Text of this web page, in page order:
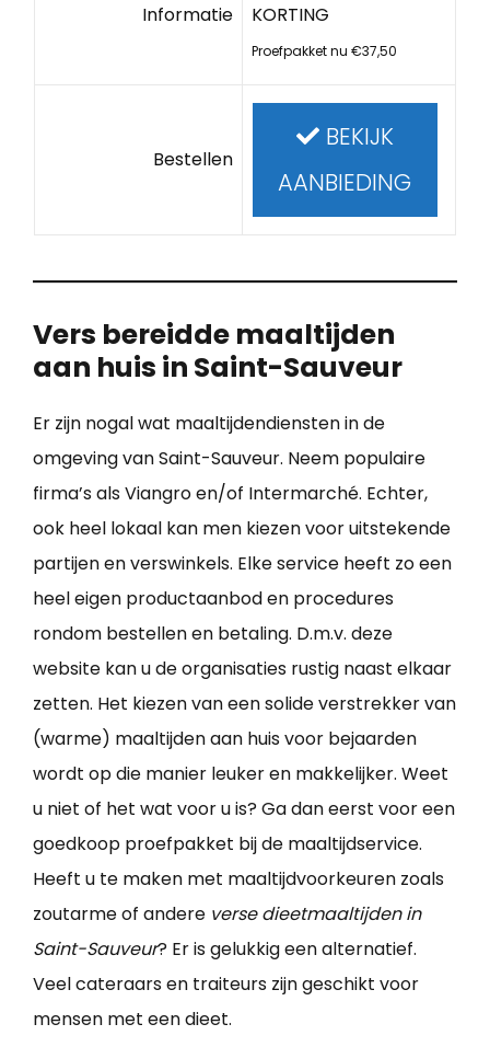
Informatie
KORTING
Proefpakket nu €37,50
Bestellen
BEKIJK
AANBIEDING
Vers bereidde maaltijden
aan huis in Saint-Sauveur
Er zijn nogal wat maaltijdendiensten in de
omgeving van Saint-Sauveur. Neem populaire
firma’s als Viangro en/of Intermarché. Echter,
ook heel lokaal kan men kiezen voor uitstekende
partijen en verswinkels. Elke service heeft zo een
heel eigen productaanbod en procedures
rondom bestellen en betaling. D.m.v. deze
website kan u de organisaties rustig naast elkaar
zetten. Het kiezen van een solide verstrekker van
(warme) maaltijden aan huis voor bejaarden
wordt op die manier leuker en makkelijker. Weet
u niet of het wat voor u is? Ga dan eerst voor een
goedkoop proefpakket bij de maaltijdservice.
Heeft u te maken met maaltijdvoorkeuren zoals
zoutarme of andere verse dieetmaaltijden in
Saint-Sauveur? Er is gelukkig een alternatief.
Veel cateraars en traiteurs zijn geschikt voor
mensen met een dieet.